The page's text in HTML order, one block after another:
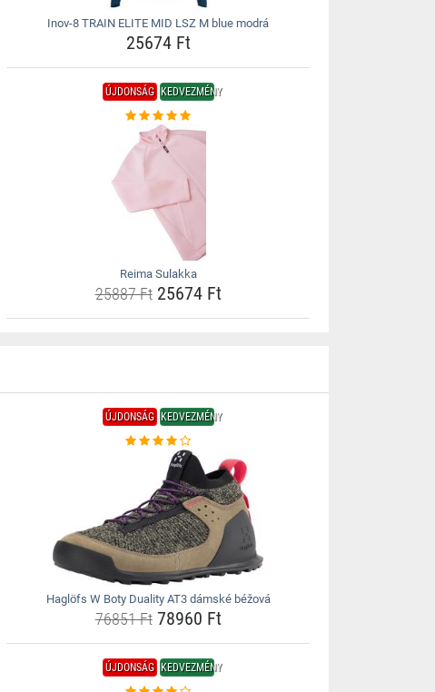
Inov-8 TRAIN ELITE MID LSZ M blue modrá
25674 Ft
ÚJDONSÁG KEDVEZMÉNY
Reima Sulakka
25887 Ft25674 Ft
ÚJDONSÁG KEDVEZMÉNY
Haglöfs W Boty Duality AT3 dámské béžová
76851 Ft78960 Ft
ÚJDONSÁG KEDVEZMÉNY